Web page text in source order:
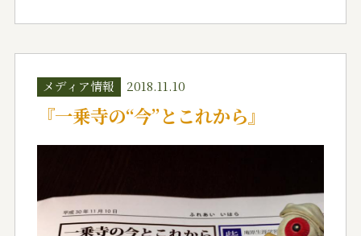
メディア情報 2018.11.10
『一乗寺の“今”とこれから』